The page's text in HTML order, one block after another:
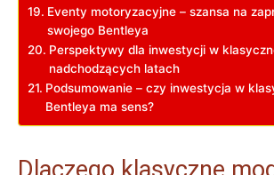
Eventy motoryzacyjne – szansa na
⁤swojego ⁤Bentleya
Perspektywy dla⁣ inwestycji w
nadchodzących latach
Podsumowanie – czy inwestycja w
Bentleya ma sens?